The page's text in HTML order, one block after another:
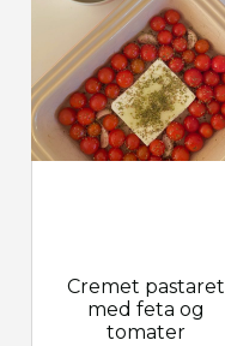
Cremet pastaret
med feta og
tomater